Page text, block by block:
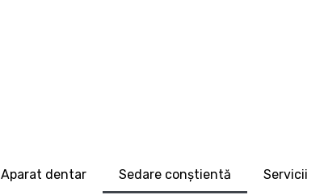
Aparat dentar Sedare conștientă Servicii